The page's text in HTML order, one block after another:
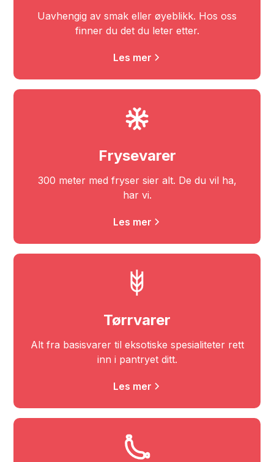
Uavhengig av smak eller øyeblikk. Hos oss
finner du det du leter etter.
Les mer
Frysevarer
300 meter med fryser sier alt. De du vil ha,
har vi.
Les mer
Tørrvarer
Alt fra basisvarer til eksotiske spesialiteter rett
inn i pantryet ditt.
Les mer